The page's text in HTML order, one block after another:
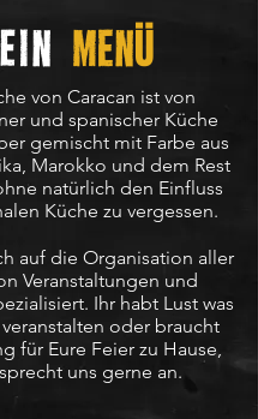
MenÜ
von Caracan ist von
und spanischer Küche
gemischt mit Farbe aus
Marokko und dem Rest
natürlich den Einfluss
Küche zu vergessen.
auf die Organisation aller
Veranstaltungen und
Ihr habt Lust was
oder braucht
für Eure Feier zu Hause,
uns gerne an.